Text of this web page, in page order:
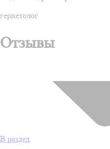
герпетолог
Отзывы
В раздел